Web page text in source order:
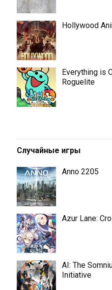
Hollywood
Everything is
Roguelite
Случайные игры
Anno 2205
Azur Lane:
AI: The
Initiative